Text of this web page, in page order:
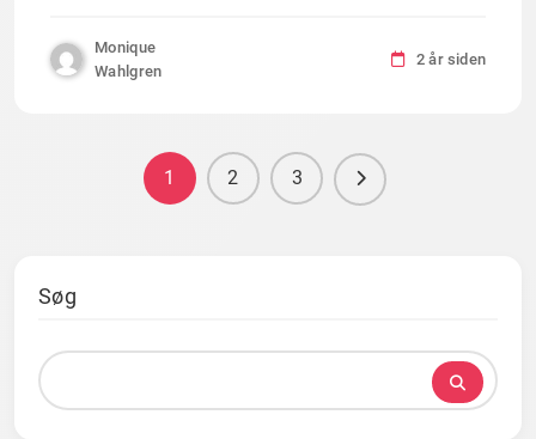
Monique
Wahlgren
2 år siden
1 2 3
Søg